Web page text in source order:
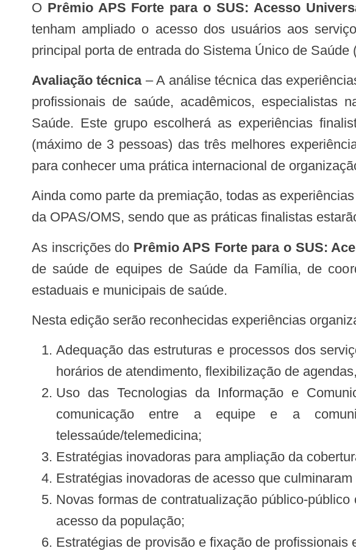
Prêmio APS Forte para o SUS: Acesso
tenham ampliado o acesso dos usuários aos
principal porta de entrada do Sistema Único de Saúde
Avaliação técnica– A análise técnica das
profissionais de saúde, acadêmicos, especialistas
Saúde. Este grupo escolherá as experiências
(máximo de 3 pessoas) das três melhores
para conhecer uma prática internacional de
Ainda como parte da premiação, todas as experiências bem avaliadas pela comissão técnica terão destaque em uma publicação
da OPAS/OMS, sendo que as práticas finalistas
As inscrições do Prêmio APS Forte para o SUS:
de saúde de equipes de Saúde da Família, de
estaduais e municipais de saúde.
Nesta edição serão reconhecidas experiências
Adequação das estruturas e processos dos
horários de atendimento, flexibilização de
Uso das Tecnologias da Informação e
comunicação entre a equipe e a
telessaúde/telemedicina;
Estratégias inovadoras para ampliação da
Estratégias inovadoras de acesso que
Novas formas de contratualização público-
acesso da população;
Estratégias de provisão e fixação de